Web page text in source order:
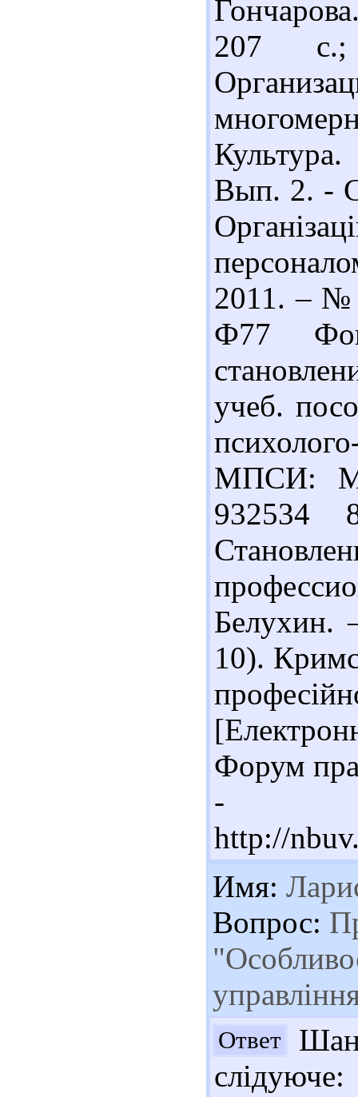
207
Вып. 2. -
2011. – №
Ф77
учеб.
МПСИ:
932534
10).
Форум
-
http://
Имя:
Вопрос:
Ответ